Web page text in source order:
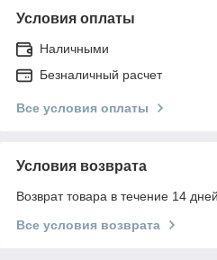
Условия оплаты
Наличными
Безналичный расчет
Все условия оплаты
Условия возврата
Возврат товара в течение 14
Все условия возврата